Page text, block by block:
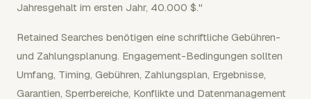
Jahresgehalt im ersten Jahr, 40.000 $."
Retained Searches benötigen eine schriftliche Gebühren-
und Zahlungsplanung. Engagement-Bedingungen sollten
Umfang, Timing, Gebühren, Zahlungsplan, Ergebnisse,
Garantien, Sperrbereiche, Konflikte und Datenmanagement